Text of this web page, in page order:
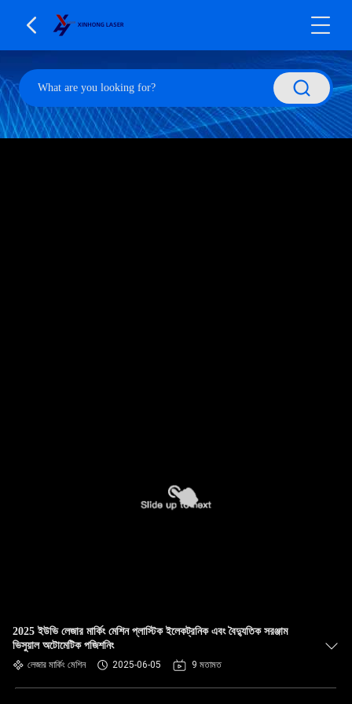
2025 ইউভি লেজার মার্কিং মেশিন প্লাস্টিক ইলেকট্রনিক এবং বৈদ্যুতিক সরঞ্জাম
ভিসুয়াল অটোমেটিক পজিশনিং
লেজার মার্কিং মেশিন 2025-06-05 9 মতামত